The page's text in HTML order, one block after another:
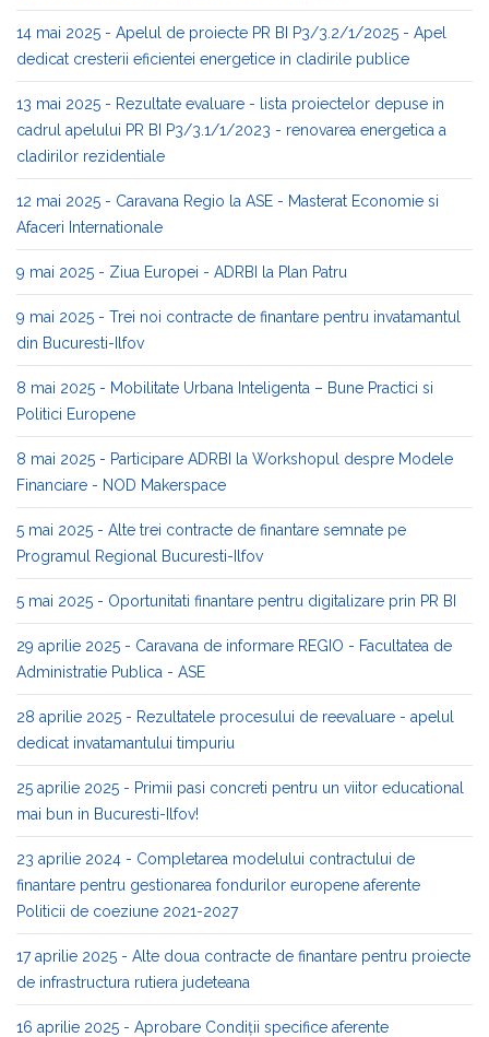
14 mai 2025 - Apelul de proiecte PR BI P3/3.2/1/2025 - Apel
dedicat cresterii eficientei energetice in cladirile publice
13 mai 2025 - Rezultate evaluare - lista proiectelor depuse in
cadrul apelului PR BI P3/3.1/1/2023 - renovarea energetica a
cladirilor rezidentiale
12 mai 2025 - Caravana Regio la ASE - Masterat Economie si
Afaceri Internationale
9 mai 2025 - Ziua Europei - ADRBI la Plan Patru
9 mai 2025 - Trei noi contracte de finantare pentru invatamantul
din Bucuresti-Ilfov
8 mai 2025 - Mobilitate Urbana Inteligenta – Bune Practici si
Politici Europene
8 mai 2025 - Participare ADRBI la Workshopul despre Modele
Financiare - NOD Makerspace
5 mai 2025 - Alte trei contracte de finantare semnate pe
Programul Regional Bucuresti-Ilfov
5 mai 2025 - Oportunitati finantare pentru digitalizare prin PR BI
29 aprilie 2025 - Caravana de informare REGIO - Facultatea de
Administratie Publica - ASE
28 aprilie 2025 - Rezultatele procesului de reevaluare - apelul
dedicat invatamantului timpuriu
25 aprilie 2025 - Primii pasi concreti pentru un viitor educational
mai bun in Bucuresti-Ilfov!
23 aprilie 2024 - Completarea modelului contractului de
finantare pentru gestionarea fondurilor europene aferente
Politicii de coeziune 2021-2027
17 aprilie 2025 - Alte doua contracte de finantare pentru proiecte
de infrastructura rutiera judeteana
16 aprilie 2025 - Aprobare Condiții specifice aferente